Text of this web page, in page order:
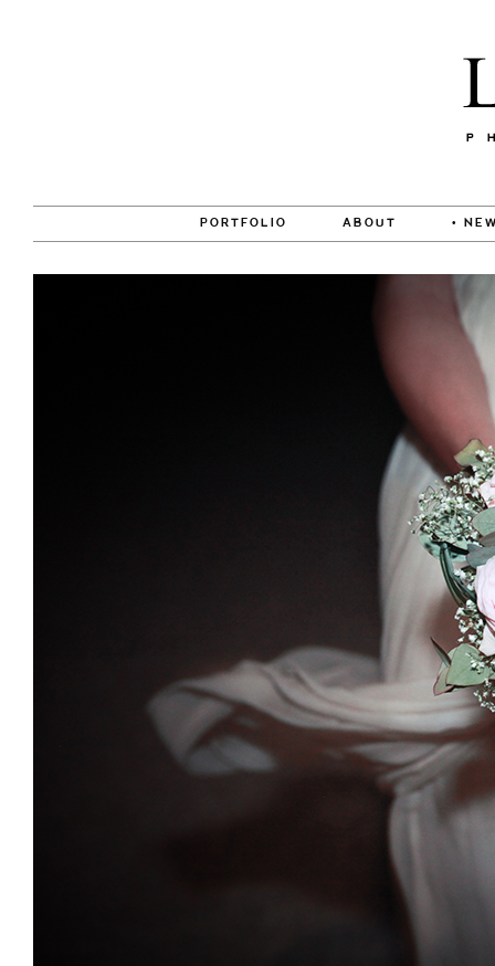
PORTFOLIO ABOUT •